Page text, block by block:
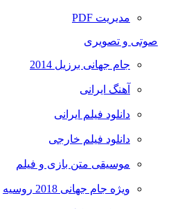
مدیریت PDF
صوتی و تصویری
جام جهانی برزیل 2014
آهنگ ایرانی
دانلود فیلم ایرانی
دانلود فیلم خارجی
موسیقی متن بازی و فیلم
ویژه جام جهانی 2018 روسیه